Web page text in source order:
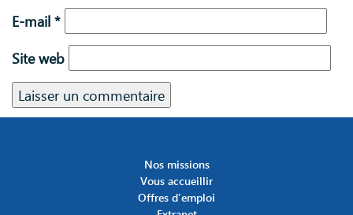
E-mail *
Site web
Nos missions
Vous accueillir
Offres d’emploi